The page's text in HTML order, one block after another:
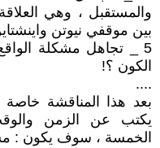
والمستقبل ، وهي
بين موقفي نيوتن
5 _ تجاهل مشكلة
الكون ؟!
....
بعد هذا المناقشة
يكتب عن الزمن
الخمسة ، سوف يكون :